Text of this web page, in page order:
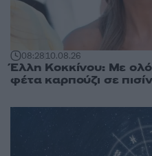
08:2810.08.26
Έλλη Κοκκίνου: Με
φέτα καρπούζι σε